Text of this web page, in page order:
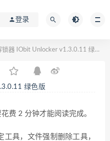
登录
器 IObit Unlocker v1.3.0.11 绿色版
绿色版
费 2 分钟才能阅读完成。
工具，文件强制删除工具，